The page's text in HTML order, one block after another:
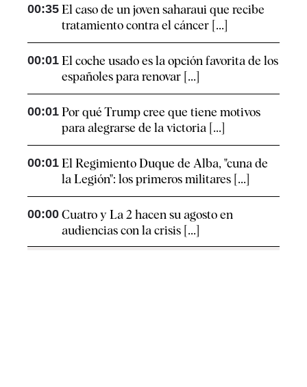
00:35 El caso de un joven saharaui que recibe
tratamiento contra el cáncer [...]
00:01 El coche usado es la opción favorita de los
españoles para renovar [...]
00:01 Por qué Trump cree que tiene motivos
para alegrarse de la victoria [...]
00:01 El Regimiento Duque de Alba, "cuna de
la Legión": los primeros militares [...]
00:00 Cuatro y La 2 hacen su agosto en
audiencias con la crisis [...]